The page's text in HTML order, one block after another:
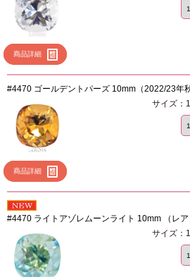
商品詳細
#4470 ゴールデントパーズ 10mm（2022/23年
商品詳細
サイズ：
#4470 ライトアゾレムーンライト 10mm （レア
サイズ：